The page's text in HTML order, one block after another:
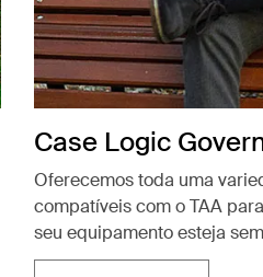
Case Logic
Oferecemos toda uma
compatíveis com o TAA
seu equipamento esteja